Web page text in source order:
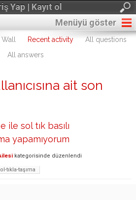
Yap | Kayıt ol
Menüyü göster
Wall Recent activity
All questions
All answers
ait son
ile sol tık basılı
yapamıyorum
kategorisinde düzenlendi
tıkla-taşıma